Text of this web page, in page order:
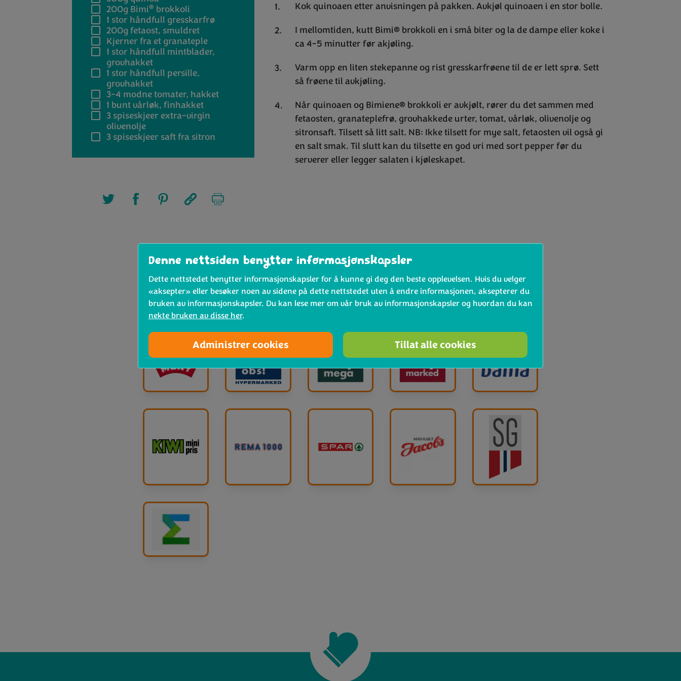
200g Bimi® brokkoli
1 stor håndfull gresskarfrø
200g fetaost, smuldret
Kjerner fra et granateple
1 stor håndfull mintblader,
grovhakket
1 stor håndfull persille,
grovhakket
3-4 modne tomater, hakket
1 bunt vårløk, finhakket
3 spiseskjeer extra-virgin
olivenolje
3 spiseskjeer saft fra sitron
Kok quinoaen etter anvisningen på pakken. Avkjøl quinoaen i en stor bolle.
I mellomtiden, kutt Bimi® brokkoli en i små biter og la de dampe eller koke i
ca 4-5 minutter før akjøling.
Varm opp en liten stekepanne og rist gresskarfrøene til de er lett sprø. Sett
så frøene til avkjøling.
Når quinoaen og Bimiene® brokkoli er avkjølt, rører du det sammen med
fetaosten, granateplefrø, grovhakkede urter, tomat, vårløk, olivenolje og
sitronsaft. Tilsett så litt salt. NB: Ikke tilsett for mye salt, fetaosten vil også gi
en salt smak. Til slutt kan du tilsette en god vri med sort pepper før du
serverer eller legger salaten i kjøleskapet.
Hvor finner man Bimi®brokkoli
Denne nettsiden benytter informasjonskapsler
Dette nettstedet benytter informasjonskapsler for å kunne gi deg den beste opplevelsen. Hvis du velger
«aksepter» eller besøker noen av sidene på dette nettstedet uten å endre informasjonen, aksepterer du
bruken av informasjonskapsler. Du kan lese mer om vår bruk av informasjonskapsler og hvordan du kan
nekte bruken av disse her.
Administrer cookies Tillat alle cookies